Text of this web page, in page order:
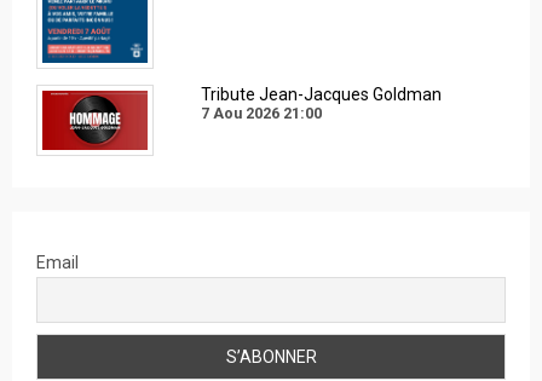
Tribute Jean-Jacques Goldman
7 Aou 2026 21:00
Email